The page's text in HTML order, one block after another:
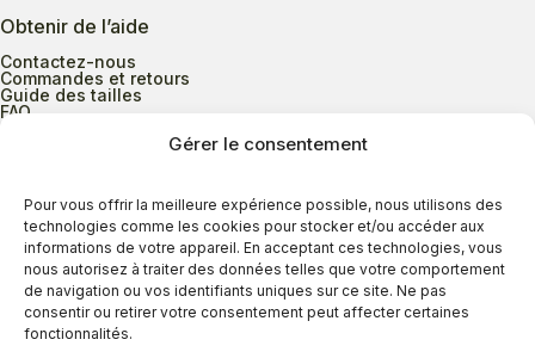
Gérer le consentement
Pour vous offrir la meilleure expérience possible, nous utilisons des
technologies comme les cookies pour stocker et/ou accéder aux
informations de votre appareil. En acceptant ces technologies, vous
nous autorisez à traiter des données telles que votre comportement
de navigation ou vos identifiants uniques sur ce site. Ne pas
consentir ou retirer votre consentement peut affecter certaines
fonctionnalités.
Obtenir de l’aide
Contactez-nous
Commandes et retours
Guide des tailles
FAQ
Heures d’ouverture
Lundi au mercredi
9h00 à 17h30
Jeudi
9h00 à 20h00
Vendredi
9h00 à 18h00